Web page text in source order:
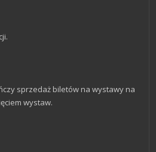
sprzedaż biletów na wystawy na
wystaw.